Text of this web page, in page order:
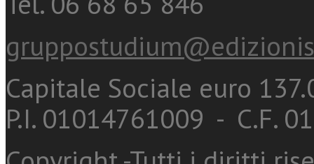
Capitale Sociale euro
P.I. 01014761009 - C.F.